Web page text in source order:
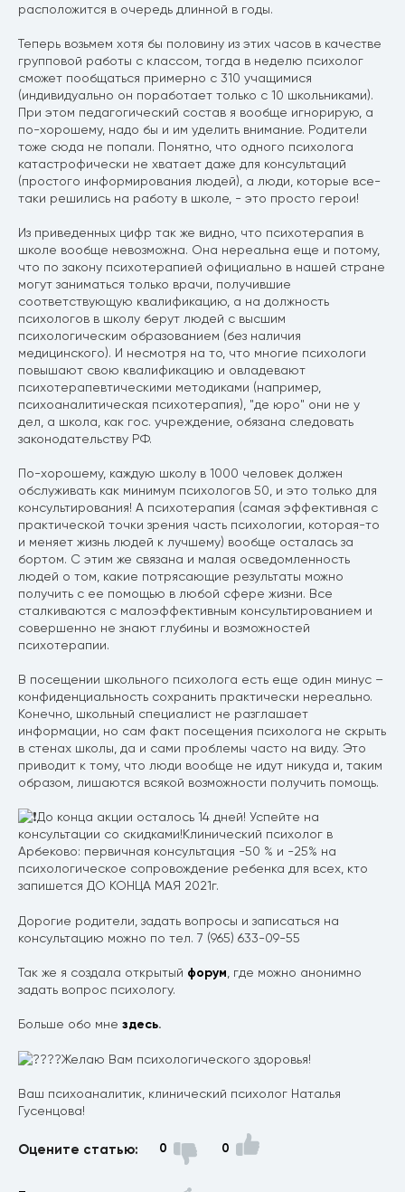
расположится в очередь длинной в годы.
Теперь возьмем хотя бы половину из этих часов в качестве
групповой работы с классом, тогда в неделю психолог
сможет пообщаться примерно с 310 учащимися
(индивидуально он поработает только с 10 школьниками).
При этом педагогический состав я вообще игнорирую, а
по-хорошему, надо бы и им уделить внимание. Родители
тоже сюда не попали. Понятно, что одного психолога
катастрофически не хватает даже для консультаций
(простого информирования людей), а люди, которые все-
таки решились на работу в школе, - это просто герои!
Из приведенных цифр так же видно, что психотерапия в
школе вообще невозможна. Она нереальна еще и потому,
что по закону психотерапией официально в нашей стране
могут заниматься только врачи, получившие
соответствующую квалификацию, а на должность
психологов в школу берут людей с высшим
психологическим образованием (без наличия
медицинского). И несмотря на то, что многие психологи
повышают свою квалификацию и овладевают
психотерапевтическими методиками (например,
психоаналитическая психотерапия), "де юро" они не у
дел, а школа, как гос. учреждение, обязана следовать
законодательству РФ.
По-хорошему, каждую школу в 1000 человек должен
обслуживать как минимум психологов 50, и это только для
консультирования! А психотерапия (самая эффективная с
практической точки зрения часть психологии, которая-то
и меняет жизнь людей к лучшему) вообще осталась за
бортом. С этим же связана и малая осведомленность
людей о том, какие потрясающие результаты можно
получить с ее помощью в любой сфере жизни. Все
сталкиваются с малоэффективным консультированием и
совершенно не знают глубины и возможностей
психотерапии.
В посещении школьного психолога есть еще один минус –
конфиденциальность сохранить практически нереально.
Конечно, школьный специалист не разглашает
информации, но сам факт посещения психолога не скрыть
в стенах школы, да и сами проблемы часто на виду. Это
приводит к тому, что люди вообще не идут никуда и, таким
образом, лишаются всякой возможности получить помощь.
До конца акции осталось 14 дней! Успейте на
консультации со скидками!Клинический психолог в
Арбеково: первичная консультация -50 % и -25% на
психологическое сопровождение ребенка для всех, кто
запишется ДО КОНЦА МАЯ 2021г.
Дорогие родители, задать вопросы и записаться на
консультацию можно по тел. 7 (965) 633-09-55
Так же я создала открытый форум , где можно анонимно
задать вопрос психологу.
Больше обо мне здесь.
Желаю Вам психологического здоровья!
Ваш психоаналитик, клинический психолог Наталья
Гусенцова!
Оцените статью: 0 0